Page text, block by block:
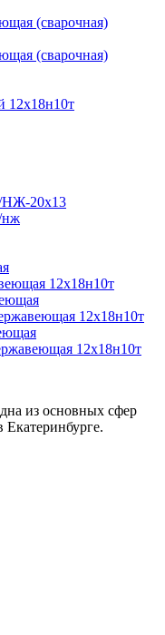
(сварочная)
(сварочная)
12х18н10т
20х13
нж
12х18н10т
12х18н10т
12х18н10т
из основных сфер